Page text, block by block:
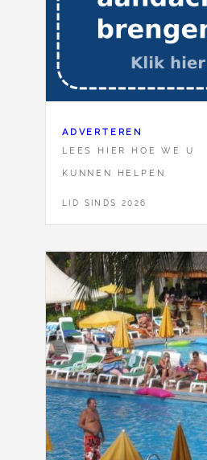
ADVERTEREN
LEES HIER HOE WE U
KUNNEN HELPEN
LID SINDS 2026